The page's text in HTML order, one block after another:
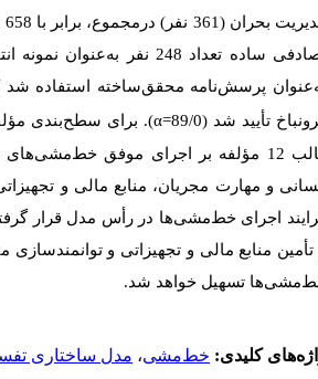
تأیید شد (89/0=
α). برای سطح‌بندی
قالب 12 مؤلفه بر اجرای موفق
و مهارت مجریان، منابع مالی و
اجرای خط‌مشی‌ها در رأس مدل قرار
تأمین منابع مالی و تجهیزاتی و
تسهیل خواهد شد.
کلیدی: خط‌مشی، مدل ساختاری